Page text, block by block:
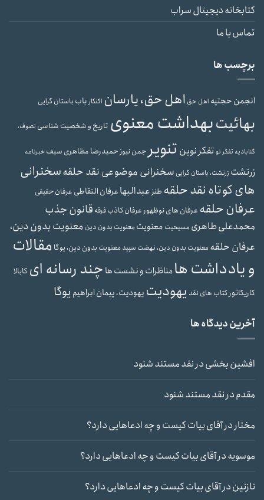
کتابخانه دیجیتال سراب
تماس با ما
برچسب ها
انجمن حجتیه اهل حق اهل حق، یارسان اکنکارباب باستان گرایی
بهائیتبهداشت معنوی تاریخ و شخصیت شناسی تصوف،
گنابادیه تفکر نوتفکر نوین تنویرجمن نیوزحمیدرضا مظاهری سیفخبرنامه
زرتشت زرتشت، باستان گرایی سخنرانی موضوعی نقد حلقهسخنرانی
های کوتاه نقد حلقه طنزعبدالبهاعرفان التقاطی عرفان حقیقی
عرفان حلقه عرفان های نوظهورعرفان کاذبفرقه قانون جذب
محمدعلی طاهری مسیحیت معنویت معنویت بدون دین معنویت بدون دین،
عرفان حلقه معنویت بدون دین، نهضت سپیدمعنویت بدون دین، یوگا مقالات
و یادداشت هامناظرات و نشست ها چند رسانه ای کابالا
کاریکاتورکتاب های نقد یهودیت یهودیت، پیمان ابراهیم یوگا
آخرین دیدگاه ها
افشین بخشیدرنقد مستند شنود
مقدمدرنقد مستند شنود
مختاردرآقای بیات کیست و چه ادعاهایی دارد؟
موسویهدرآقای بیات کیست و چه ادعاهایی دارد؟
نازنیندرآقای بیات کیست و چه ادعاهایی دارد؟